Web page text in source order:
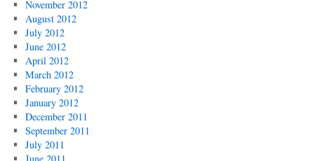
November 2012
August 2012
July 2012
June 2012
April 2012
March 2012
February 2012
January 2012
December 2011
September 2011
July 2011